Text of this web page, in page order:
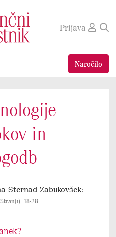
Prijava
Naročilo
in
Sternad Zabukovšek:
18-28